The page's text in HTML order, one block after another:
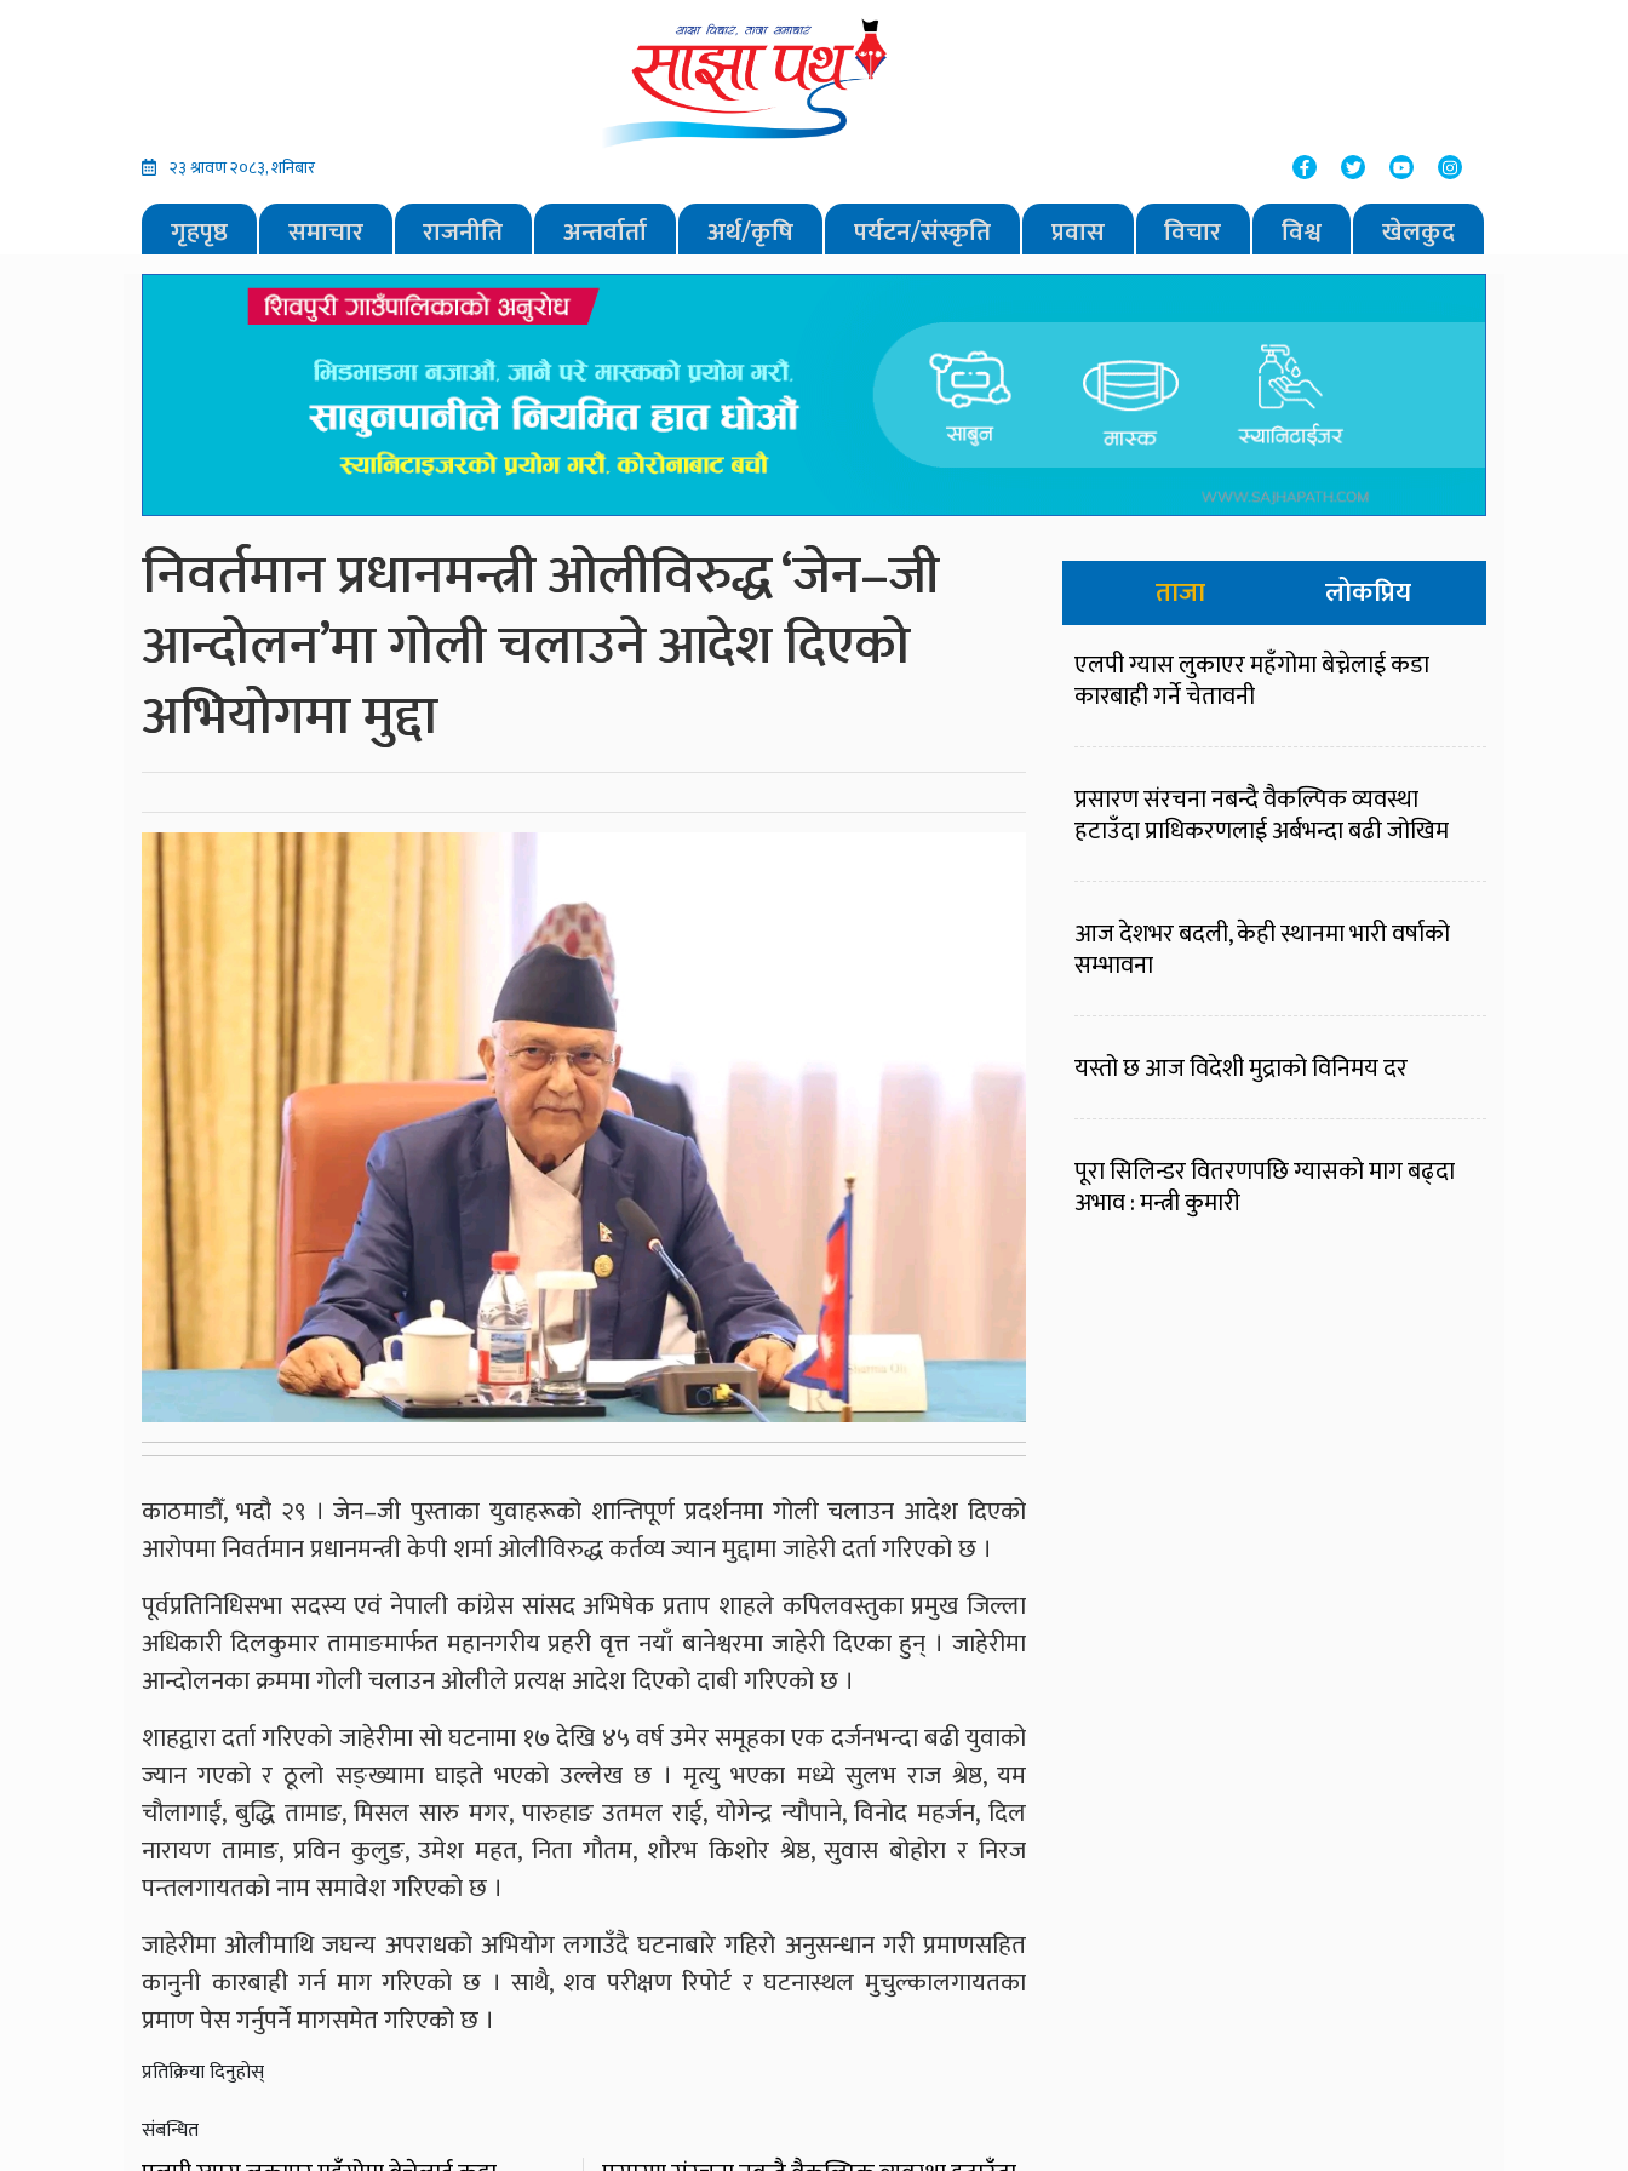
२३ श्रावण २०८३, शनिबार
गृहपृष्ठ समाचार राजनीति अन्तर्वार्ता अर्थ/कृषि पर्यटन/संस्कृति प्रवास विचार विश्व खेलकुद
निवर्तमान प्रधानमन्त्री ओलीविरुद्ध ‘जेन–जी
आन्दोलन’मा गोली चलाउने आदेश दिएको
अभियोगमा मुद्दा
काठमाडौँ, भदौ २९ । जेन–जी पुस्ताका युवाहरूको शान्तिपूर्ण प्रदर्शनमा गोली चलाउन आदेश दिएको
आरोपमा निवर्तमान प्रधानमन्त्री केपी शर्मा ओलीविरुद्ध कर्तव्य ज्यान मुद्दामा जाहेरी दर्ता गरिएको छ ।
पूर्वप्रतिनिधिसभा सदस्य एवं नेपाली कांग्रेस सांसद अभिषेक प्रताप शाहले कपिलवस्तुका प्रमुख जिल्ला
अधिकारी दिलकुमार तामाङमार्फत महानगरीय प्रहरी वृत्त नयाँ बानेश्वरमा जाहेरी दिएका हुन् । जाहेरीमा
आन्दोलनका क्रममा गोली चलाउन ओलीले प्रत्यक्ष आदेश दिएको दाबी गरिएको छ ।
शाहद्वारा दर्ता गरिएको जाहेरीमा सो घटनामा १७ देखि ४५ वर्ष उमेर समूहका एक दर्जनभन्दा बढी युवाको
ज्यान गएको र ठूलो सङ्ख्यामा घाइते भएको उल्लेख छ । मृत्यु भएका मध्ये सुलभ राज श्रेष्ठ, यम
चौलागाईं, बुद्धि तामाङ, मिसल सारु मगर, पारुहाङ उतमल राई, योगेन्द्र न्यौपाने, विनोद महर्जन, दिल
नारायण तामाङ, प्रविन कुलुङ, उमेश महत, निता गौतम, शौरभ किशोर श्रेष्ठ, सुवास बोहोरा र निरज
पन्तलगायतको नाम समावेश गरिएको छ ।
जाहेरीमा ओलीमाथि जघन्य अपराधको अभियोग लगाउँदै घटनाबारे गहिरो अनुसन्धान गरी प्रमाणसहित
कानुनी कारबाही गर्न माग गरिएको छ । साथै, शव परीक्षण रिपोर्ट र घटनास्थल मुचुल्कालगायतका
प्रमाण पेस गर्नुपर्ने मागसमेत गरिएको छ ।
प्रतिक्रिया दिनुहोस्
संबन्धित
ताजा लोकप्रिय
एलपी ग्यास लुकाएर महँगोमा बेच्नेलाई कडा
कारबाही गर्ने चेतावनी
प्रसारण संरचना नबन्दै वैकल्पिक व्यवस्था
हटाउँदा प्राधिकरणलाई अर्बभन्दा बढी जोखिम
आज देशभर बदली, केही स्थानमा भारी वर्षाको
सम्भावना
यस्तो छ आज विदेशी मुद्राको विनिमय दर
पूरा सिलिन्डर वितरणपछि ग्यासको माग बढ्दा
अभाव : मन्त्री कुमारी